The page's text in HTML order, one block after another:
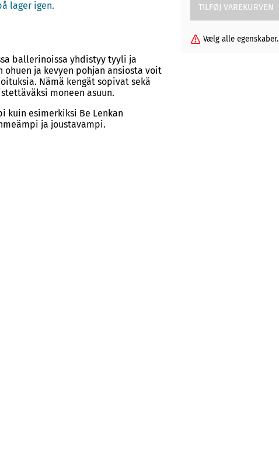
Vælg alle egenskaber.
lager igen.
ballerinoissa yhdistyy tyyli ja
ja kevyen pohjan ansiosta voit
Nämä kengät sopivat sekä
moneen asuun.
kuin esimerkiksi Be Lenkan
ja joustavampi.